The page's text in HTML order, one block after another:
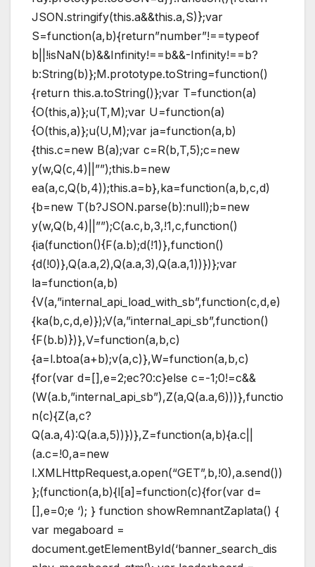
JSON.stringify(this.a&&this.a,S)};var
S=function(a,b){return”number”!==typeof
b||!isNaN(b)&&Infinity!==b&&-Infinity!==b?
b:String(b)};M.prototype.toString=function()
{return this.a.toString()};var T=function(a)
{O(this,a)};u(T,M);var U=function(a)
{O(this,a)};u(U,M);var ja=function(a,b)
{this.c=new B(a);var c=R(b,T,5);c=new
y(w,Q(c,4)||””);this.b=new
ea(a,c,Q(b,4));this.a=b},ka=function(a,b,c,d)
{b=new T(b?JSON.parse(b):null);b=new
y(w,Q(b,4)||””);C(a.c,b,3,!1,c,function()
{ia(function(){F(a.b);d(!1)},function()
{d(!0)},Q(a.a,2),Q(a.a,3),Q(a.a,1))})};var
la=function(a,b)
{V(a,”internal_api_load_with_sb”,function(c,d,e)
{ka(b,c,d,e)});V(a,”internal_api_sb”,function()
{F(b.b)})},V=function(a,b,c)
{a=l.btoa(a+b);v(a,c)},W=function(a,b,c)
{for(var d=[],e=2;ec?0:c}else c=-1;0!=c&&
(W(a.b,”internal_api_sb”),Z(a,Q(a.a,6)))},functio
n(c){Z(a,c?
Q(a.a,4):Q(a.a,5))})},Z=function(a,b){a.c||
(a.c=!0,a=new
l.XMLHttpRequest,a.open(“GET”,b,!0),a.send())
};(function(a,b){l[a]=function(c){for(var d=
[],e=0;e ‘); } function showRemnantZaplata() {
var megaboard =
document.getElementById(‘banner_search_dis